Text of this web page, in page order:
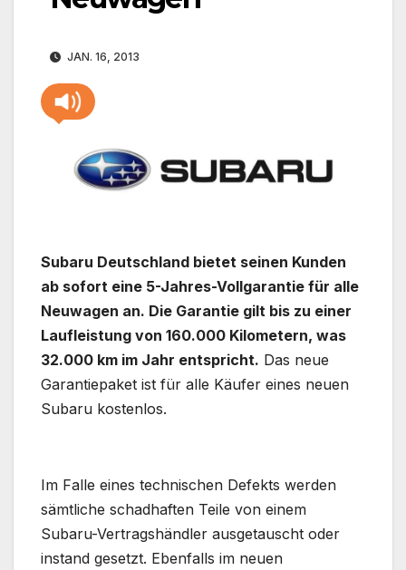
JAN. 16, 2013
Subaru Deutschland bietet seinen Kunden
ab sofort eine 5-Jahres-Vollgarantie für alle
Neuwagen an. Die Garantie gilt bis zu einer
Laufleistung von 160.000 Kilometern, was
32.000 km im Jahr entspricht. Das neue
Garantiepaket ist für alle Käufer eines neuen
Subaru kostenlos.
Im Falle eines technischen Defekts werden
sämtliche schadhaften Teile von einem
Subaru-Vertragshändler ausgetauscht oder
instand gesetzt. Ebenfalls im neuen